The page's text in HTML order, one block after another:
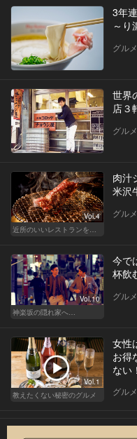
3年
～り
グルメ
世界
店３
グルメ
Vol.4
肉汁
米沢
グルメ
Vol.10
神楽坂の隠れ家へ…
今で
杯飲
グルメ
Vol.1
教えたくない秘密のグルメ
女性
お得
ない！
グルメ